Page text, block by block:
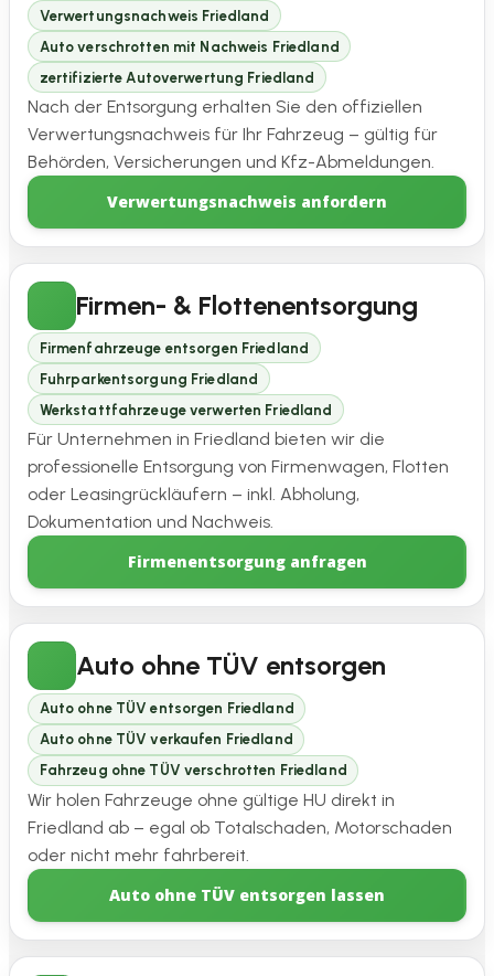
Verwertungsnachweis Friedland
Auto verschrotten mit Nachweis Friedland
zertifizierte Autoverwertung Friedland
Nach der Entsorgung erhalten Sie den offiziellen
Verwertungsnachweis für Ihr Fahrzeug – gültig für
Behörden, Versicherungen und Kfz-Abmeldungen.
Verwertungsnachweis anfordern
Firmen- & Flottenentsorgung
Firmenfahrzeuge entsorgen Friedland
Fuhrparkentsorgung Friedland
Werkstattfahrzeuge verwerten Friedland
Für Unternehmen in Friedland bieten wir die
professionelle Entsorgung von Firmenwagen, Flotten
oder Leasingrückläufern – inkl. Abholung,
Dokumentation und Nachweis.
Firmenentsorgung anfragen
Auto ohne TÜV entsorgen
Auto ohne TÜV entsorgen Friedland
Auto ohne TÜV verkaufen Friedland
Fahrzeug ohne TÜV verschrotten Friedland
Wir holen Fahrzeuge ohne gültige HU direkt in
Friedland ab – egal ob Totalschaden, Motorschaden
oder nicht mehr fahrbereit.
Auto ohne TÜV entsorgen lassen